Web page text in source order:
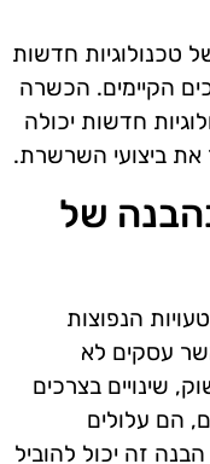
טכנולוגיות חדשות
הקיימים. הכשרה
חדשות יכולה
ביצועי השרשרת.
של
הנפוצות
עסקים לא
שינויים בצרכים
הם עלולים
זה יכול להוביל